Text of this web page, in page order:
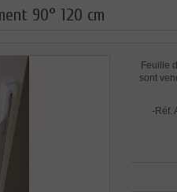
90° 120 cm
Feuille
sont
-Réf.